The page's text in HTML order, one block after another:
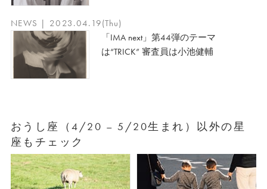
NEWS | 2023.04.19(Thu)
「IMA next」第44弾のテーマ
は“TRICK” 審査員は小池健輔
おうし座（4/20 – 5/20生まれ）以外の星
座もチェック